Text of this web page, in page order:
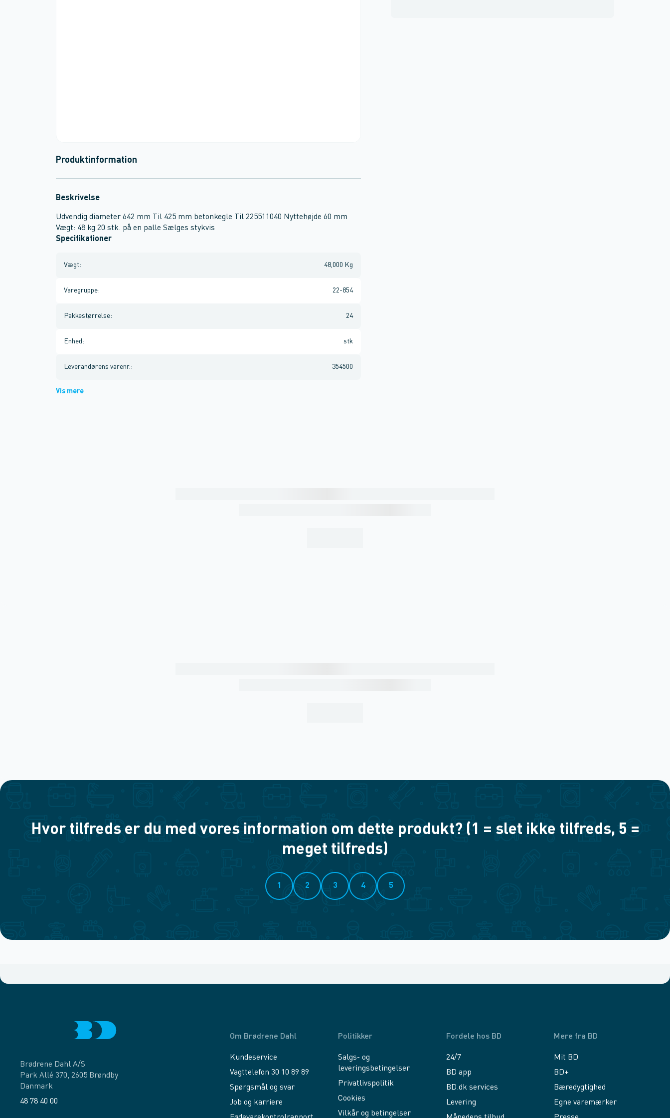
Produktinformation
Beskrivelse
Udvendig diameter 642 mm Til 425 mm betonkegle Til 225511040 Nyttehøjde 60 mm
Vægt: 48 kg 20 stk. på en palle Sælges stykvis
Specifikationer
Vægt: 48,000 Kg
Varegruppe: 22-854
Pakkestørrelse: 24
Enhed : stk
Leverandørens varenr. : 354500
Vis mere
Hvor tilfreds er du med vores information om dette produkt? (1 = slet ikke tilfreds, 5 =
meget tilfreds)
1 2 3 4 5
Brødrene Dahl A/S
Park Allé 370, 2605 Brøndby
Danmark
48 78 40 00
Om Brødrene Dahl
Kundeservice
Vagttelefon 30 10 89 89
Spørgsmål og svar
Job og karriere
Politikker
Salgs- og
leveringsbetingelser
Privatlivspolitik
Cookies
Vilkår og betingelser
Fordele hos BD
24/7
BD app
BD.dk services
Levering
Mere fra BD
Mit BD
BD+
Bæredygtighed
Egne varemærker